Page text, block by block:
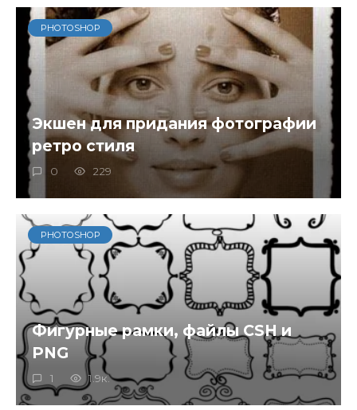
PHOTOSHOP
Экшен для придания фотографии
ретро стиля
0 229
PHOTOSHOP
Фигурные рамки, файлы CSH и
PNG
1 1.9к.